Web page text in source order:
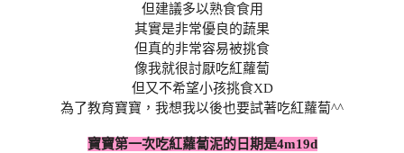
但建議多以熟食食用
其實是非常優良的蔬果
但真的非常容易被挑食
像我就很討厭吃紅蘿蔔
但又不希望小孩挑食XD
為了教育寶寶，我想我以後也要試著吃紅蘿蔔^^
寶寶第一次吃紅蘿蔔泥的日期是4m19d